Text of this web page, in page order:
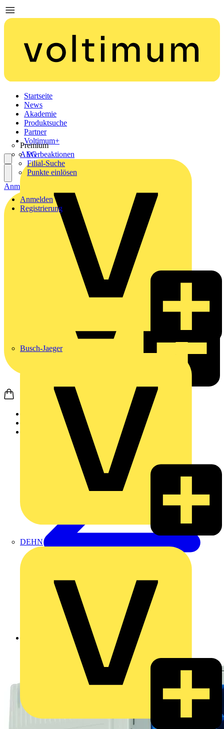
Startseite
News
Akademie
Produktsuche
Partner
Premium
AEG
Busch-Jaeger
DEHN
Voltimum+
Werbeaktionen
Filial-Suche
Punkte einlösen
Anmelden
Registrierung
Anmelden
Zurück zu Produkte